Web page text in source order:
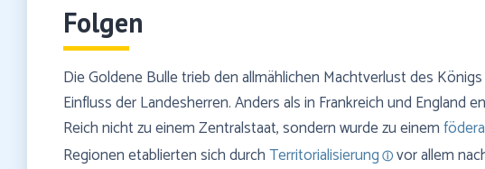
Folgen
Die Goldene Bulle trieb den allmählichen Machtverlust des
Einfluss der Landesherren. Anders als in Frankreich und England
Reich nicht zu einem Zentralstaat, sondern wurde zu einem
Regionen etablierten sich durchTerritorialisierung vor allem